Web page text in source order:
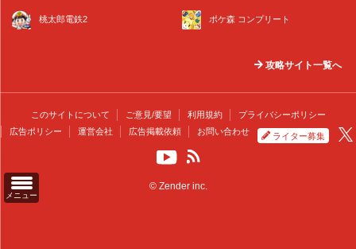
メニュー
桃太郎電鉄2 ポケ森 コンプリート
攻略サイト一覧へ
このサイトについて ご意見/要望 利用規約
プライバシーポリシー
広告ポリシー
運営会社 広告掲載依頼 お問い合わせ ライター募集
© Zender inc.